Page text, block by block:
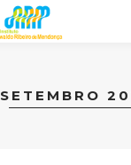
SETEMBRO